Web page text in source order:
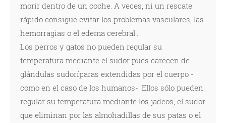
morir dentro de un coche. A veces, ni un rescate
rápido consigue evitar los problemas vasculares, las
hemorragias o el edema cerebral..."
Los perros y gatos no pueden regular su
temperatura mediante el sudor pues carecen de
glándulas sudoríparas extendidas por el cuerpo -
como en el caso de los humanos-. Ellos sólo pueden
regular su temperatura mediante los jadeos, el sudor
que eliminan por las almohadillas de sus patas o el